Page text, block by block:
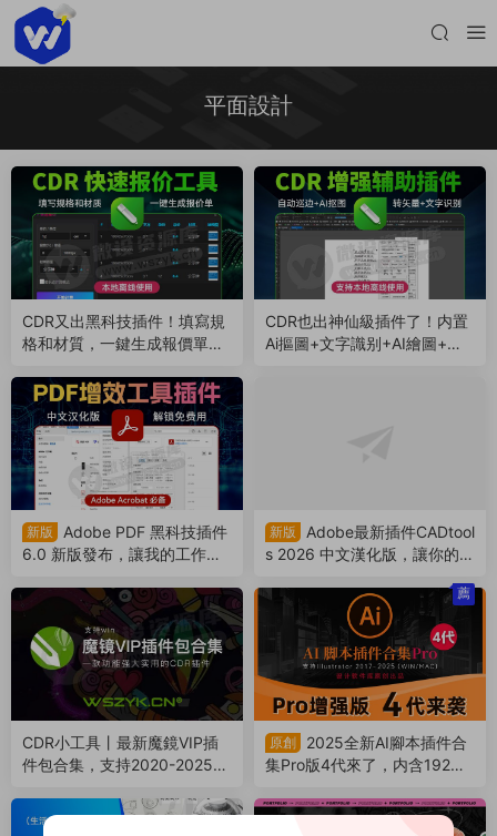
平面設計
CDR又出黑科技插件！填寫規
格和材質，一鍵生成報價單并
60112）
CDR也出神仙級插件了！内置
Ai摳圖+文字識别+AI繪圖+自
新版
Adobe PDF 黑科技插件
6.0 新版發布，讓我的工作效
費使用（251201）
新版
Adobe最新插件CADtool
s 2026 中文漢化版，讓你的AI
27）
CDR小工具丨最新魔鏡VIP插
件包合集，支持2020-2025版
原創
2025全新AI腳本插件合
集Pro版4代來了，内含192款
（250701）
薦